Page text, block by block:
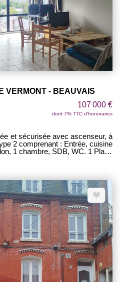
VERMONT - BEAUVAIS
107 000 €
dont 7% TTC d'honoraires
et sécurisée avec ascenseur, à
2 comprenant : Entrée, cuisine
1 chambre, SDB, WC. 1 Place